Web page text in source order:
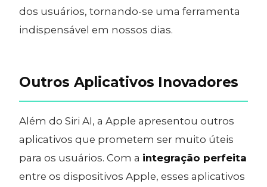
dos usuários, tornando-se uma ferramenta
indispensável em nossos dias.
Outros Aplicativos Inovadores
Além do Siri AI, a Apple apresentou outros
aplicativos que prometem ser muito úteis
para os usuários. Com a integração perfeita
entre os dispositivos Apple, esses aplicativos